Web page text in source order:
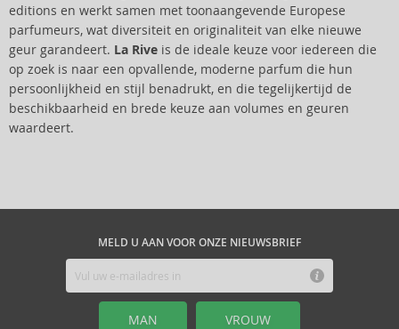
editions en werkt samen met toonaangevende Europese
parfumeurs, wat diversiteit en originaliteit van elke nieuwe
geur garandeert. La Rive is de ideale keuze voor iedereen die
op zoek is naar een opvallende, moderne parfum die hun
persoonlijkheid en stijl benadrukt, en die tegelijkertijd de
beschikbaarheid en brede keuze aan volumes en geuren
waardeert.
MELD U AAN VOOR ONZE NIEUWSBRIEF
MAN VROUW